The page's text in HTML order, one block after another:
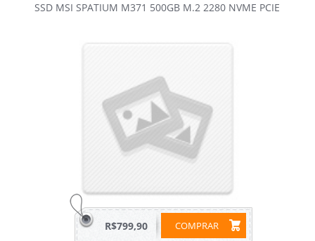
SSD MSI SPATIUM M371 500GB M.2 2280 NVME PCIE
COMPRAR
R$799,90